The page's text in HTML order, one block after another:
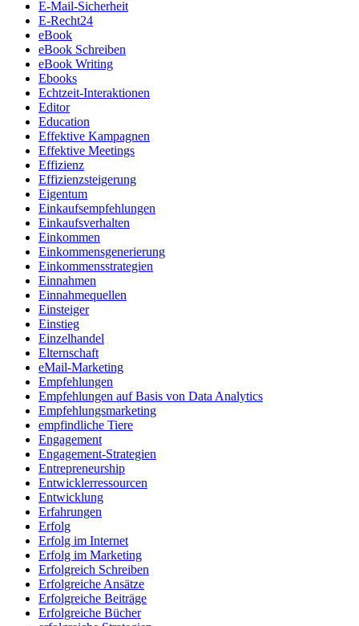
E-Mail-Sicherheit
E-Recht24
eBook
eBook Schreiben
eBook Writing
Ebooks
Echtzeit-Interaktionen
Editor
Education
Effektive Kampagnen
Effektive Meetings
Effizienz
Effizienzsteigerung
Eigentum
Einkaufsempfehlungen
Einkaufsverhalten
Einkommen
Einkommensgenerierung
Einkommensstrategien
Einnahmen
Einnahmequellen
Einsteiger
Einstieg
Einzelhandel
Elternschaft
eMail-Marketing
Empfehlungen
Empfehlungen auf Basis von Data Analytics
Empfehlungsmarketing
empfindliche Tiere
Engagement
Engagement-Strategien
Entrepreneurship
Entwicklerressourcen
Entwicklung
Erfahrungen
Erfolg
Erfolg im Internet
Erfolg im Marketing
Erfolgreich Schreiben
Erfolgreiche Ansätze
Erfolgreiche Beiträge
Erfolgreiche Bücher